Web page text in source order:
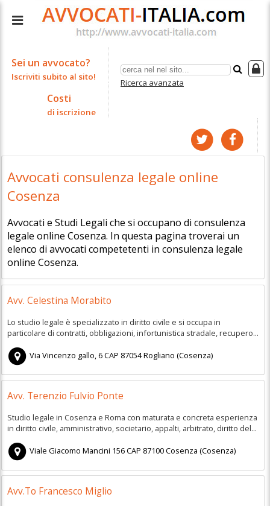
Ricerca avanzata
Sei un avvocato?
Iscriviti subito al sito!
Costi
di iscrizione
Avvocati consulenza legale online
Cosenza
Avvocati e Studi Legali che si occupano di consulenza
legale online Cosenza. In questa pagina troverai un
elenco di avvocati competetenti in consulenza legale
online Cosenza.
Avv. Celestina Morabito
Lo studio legale è specializzato in diritto civile e si occupa in
particolare di contratti, obbligazioni, infortunistica stradale, recupero...
Via Vincenzo gallo, 6CAP 87054Rogliano (Cosenza)
Avv. Terenzio Fulvio Ponte
Studio legale in Cosenza e Roma con maturata e concreta esperienza
in diritto civile, amministrativo, societario, appalti, arbitrato, diritto del...
Viale Giacomo Mancini 156CAP 87100Cosenza (Cosenza)
Avv.To Francesco Miglio